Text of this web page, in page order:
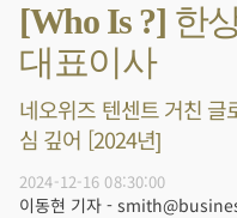
[Who Is ?] 한
대표이사
네오위즈 텐센트 거친 글
심 깊어 [2024년]
2024-12-16 08:30:00
이동현 기자 -